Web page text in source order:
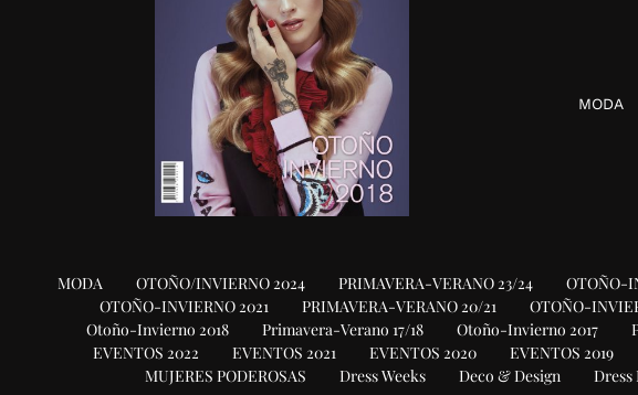
MODA
MODA OTOÑO/INVIERNO 2024 PRIMAVERA-VERANO 23/24 OTOÑO-
OTOÑO-INVIERNO 2021
PRIMAVERA-VERANO 20/21 OTOÑO-
Otoño-Invierno 2018
Primavera-Verano 17/18 Otoño-Invierno 2017
EVENTOS 2022
EVENTOS 2021 EVENTOS 2020 EVENTOS 2019
MUJERES PODEROSAS
Dress Weeks Deco & Design Dress